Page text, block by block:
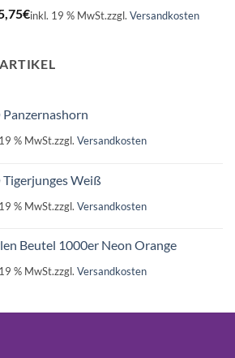
€Aktueller
15,75€.
inkl. 19 % MwSt.zzgl. Versandkosten
% MwSt.zzgl. Versandkosten
Weiß
% MwSt.zzgl. Versandkosten
Beutel 1000er Neon Orange
% MwSt.zzgl. Versandkosten